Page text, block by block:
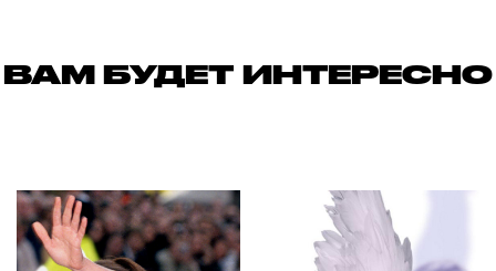
ВАМ БУДЕТ ИНТЕРЕСНО